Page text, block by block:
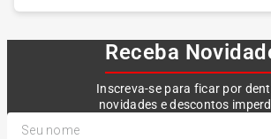
Receba
Inscreva-se para ficar por
novidades e descontos